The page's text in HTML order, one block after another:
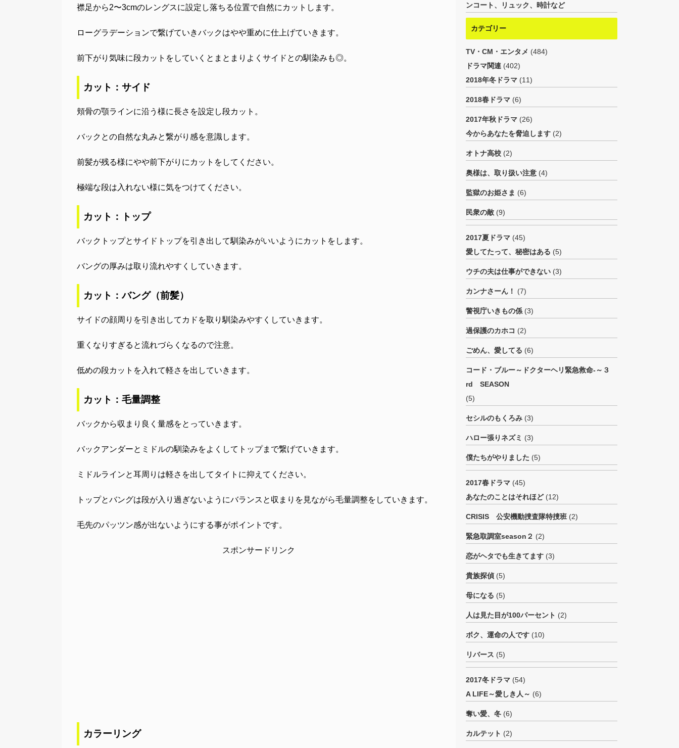
襟足から2〜3cmのレングスに設定し落ちる位置で自然にカットします。
ローグラデーションで繋げていきバックはやや重めに仕上げていきます。
前下がり気味に段カットをしていくとまとまりよくサイドとの馴染みも◎。
カット：サイド
頬骨の顎ラインに沿う様に長さを設定し段カット。
バックとの自然な丸みと繋がり感を意識します。
前髪が残る様にやや前下がりにカットをしてください。
極端な段は入れない様に気をつけてください。
カット：トップ
バックトップとサイドトップを引き出して馴染みがいいようにカットをします。
バングの厚みは取り流れやすくしていきます。
カット：バング（前髪）
サイドの顔周りを引き出してカドを取り馴染みやすくしていきます。
重くなりすぎると流れづらくなるので注意。
低めの段カットを入れて軽さを出していきます。
カット：毛量調整
バックから収まり良く量感をとっていきます。
バックアンダーとミドルの馴染みをよくしてトップまで繋げていきます。
ミドルラインと耳周りは軽さを出してタイトに抑えてください。
トップとバングは段が入り過ぎないようにバランスと収まりを見ながら毛量調整をしていきます。
毛先のパッツン感が出ないようにする事がポイントです。
スポンサードリンク
カラーリング
ンコート、リュック、時計など
カテゴリー
TV・CM・エンタメ (484)
ドラマ関連 (402)
2018年冬ドラマ (11)
2018春ドラマ (6)
2017年秋ドラマ (26)
今からあなたを脅迫します (2)
オトナ高校 (2)
奥様は、取り扱い注意 (4)
監獄のお姫さま (6)
民衆の敵 (9)
2017夏ドラマ (45)
愛してたって、秘密はある (5)
ウチの夫は仕事ができない (3)
カンナさーん！ (7)
警視庁いきもの係 (3)
過保護のカホコ (2)
ごめん、愛してる (6)
コード・ブルー～ドクターヘリ緊急救命-～３
rd SEASON
(5)
セシルのもくろみ (3)
ハロー張りネズミ (3)
僕たちがやりました (5)
2017春ドラマ (45)
あなたのことはそれほど(12)
CRISIS 公安機動捜査隊特捜班 (2)
緊急取調室season２ (2)
恋がヘタでも生きてます (3)
貴族探偵 (5)
母になる (5)
人は見た目が100パーセント (2)
ボク、運命の人です (10)
リバース (5)
2017冬ドラマ (54)
A LIFE～愛しき人～ (6)
奪い愛、冬 (6)
カルテット (2)